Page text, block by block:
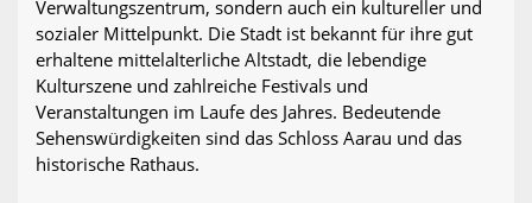
Verwaltungszentrum, sondern auch ein kultureller und
sozialer Mittelpunkt. Die Stadt ist bekannt für ihre gut
erhaltene mittelalterliche Altstadt, die lebendige
Kulturszene und zahlreiche Festivals und
Veranstaltungen im Laufe des Jahres. Bedeutende
Sehenswürdigkeiten sind das Schloss Aarau und das
historische Rathaus.